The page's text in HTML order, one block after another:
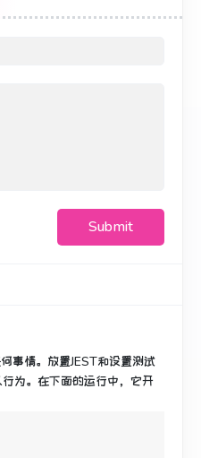
Submit
事情。 放置JEST和设置测试
为。 在下面的运行中，它开